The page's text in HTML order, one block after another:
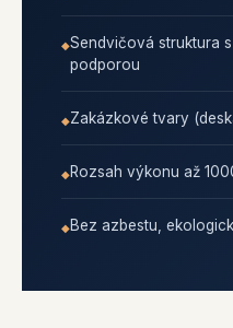
Sendvičová struktura
podporou
Zakázkové tvary
Rozsah výkonu až
Bez azbestu,